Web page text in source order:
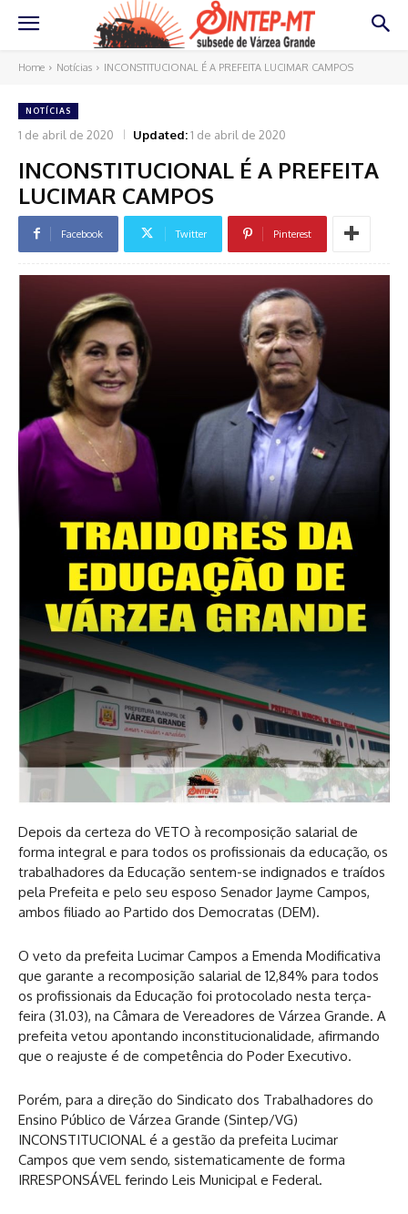
Home Notícias INCONSTITUCIONAL É A PREFEITA LUCIMAR CAMPOS
NOTÍCIAS
1 de abril de 2020 Updated:1 de abril de 2020
INCONSTITUCIONAL É A PREFEITA
LUCIMAR CAMPOS
Facebook Twitter Pinterest
Depois da certeza do VETO à recomposição salarial de
forma integral e para todos os profissionais da educação, os
trabalhadores da Educação sentem-se indignados e traídos
pela Prefeita e pelo seu esposo Senador Jayme Campos,
ambos filiado ao Partido dos Democratas (DEM).
O veto da prefeita Lucimar Campos a Emenda Modificativa
que garante a recomposição salarial de 12,84% para todos
os profissionais da Educação foi protocolado nesta terça-
feira (31.03), na Câmara de Vereadores de Várzea Grande. A
prefeita vetou apontando inconstitucionalidade, afirmando
que o reajuste é de competência do Poder Executivo.
Porém, para a direção do Sindicato dos Trabalhadores do
Ensino Público de Várzea Grande (Sintep/VG)
INCONSTITUCIONAL é a gestão da prefeita Lucimar
Campos que vem sendo, sistematicamente de forma
IRRESPONSÁVEL ferindo Leis Municipal e Federal.